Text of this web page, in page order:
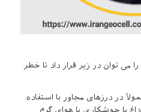
می توان در زیر قرار داد تا خطر
در درزهای مجاور با استفاده
یا جوشکاری با هوای گرم